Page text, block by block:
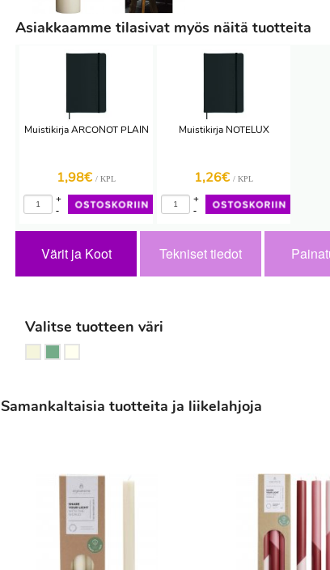
Asiakkaamme tilasivat myös näitä tuotteita
Muistikirja ARCONOT PLAIN
1,98€ / KPL
-
+
Muistikirja NOTELUX
1,26€ / KPL
-
+
Värit ja Koot Tekniset tiedot
Valitse tuotteen väri
Samankaltaisia tuotteita ja liikelahjoja